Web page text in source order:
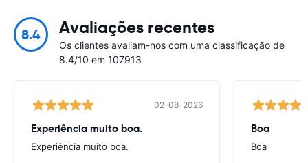
8.4 Avaliações recentes
Os clientes avaliam-nos com uma classificação de
8.4/10 em 107913
02-08-2026
Experiência muito boa.
Experiência muito boa.
Boa
Boa